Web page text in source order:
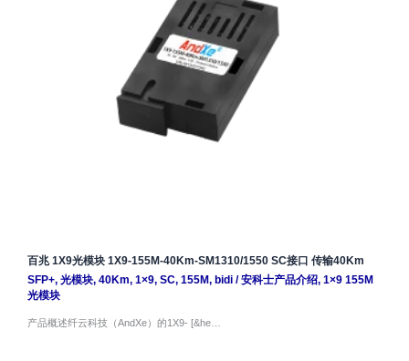
百兆 1X9光模块 1X9-155M-40Km-SM1310/1550 SC接口 传输40Km
SFP+, 光模块, 40Km, 1×9, SC, 155M, bidi/安科士产品介绍, 1×9 155M
光模块
产品概述纤云科技（AndXe）的1X9- [&he…